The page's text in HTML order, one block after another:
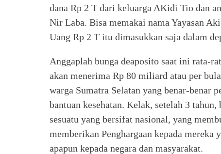
dana Rp 2 T dari keluarga AKidi Tio dan
Nir Laba. Bisa memakai nama Yayasan
Uang Rp 2 T itu dimasukkan saja dalam
Anggaplah bunga deaposito saat ini rata-
akan menerima Rp 80 miliard atau per
warga Sumatra Selatan yang benar-benar
bantuan kesehatan. Kelak, setelah 3
sesuatu yang bersifat nasional, yang
memberikan Penghargaan kepada
apapun kepada negara dan masyarakat.